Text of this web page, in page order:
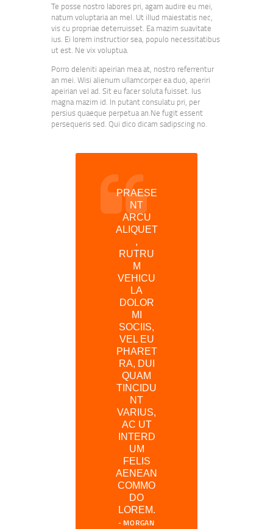
Te posse nostro labores pri, agam audire eu mei,
natum voluptaria an mel. Ut illud maiestatis nec,
vis cu propriae deterruisset. Ea mazim suavitate
ius. Ei lorem instructior sea, populo necessitatibus
ut est. Ne vix voluptua.
Porro deleniti apeirian mea at, nostro referrentur
an mei. Wisi alienum ullamcorper ea duo, aperiri
apeirian vel ad. Sit eu facer soluta fuisset. Ius
magna mazim id. In putant consulatu pri, per
persius quaeque perpetua an.Ne fugit essent
persequeris sed. Qui dico dicam sadipscing no.
PRAESE
NT
ARCU
ALIQUET
,
RUTRU
M
VEHICU
LA
DOLOR
MI
SOCIIS,
VEL EU
PHARET
RA, DUI
QUAM
TINCIDU
NT
VARIUS,
AC UT
INTERD
UM
FELIS
AENEAN
COMMO
DO
LOREM.
MORGAN